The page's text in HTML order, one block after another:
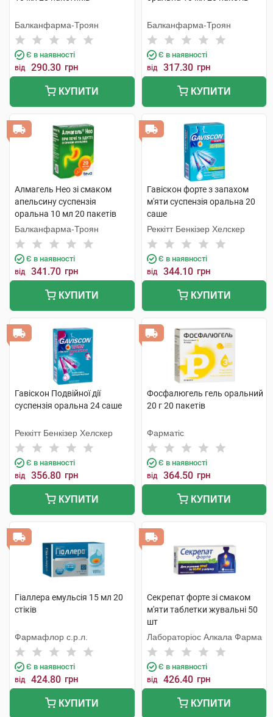
Балканфарма-Троян
Є в наявності
від 290.30 грн
КУПИТИ
Балканфарма-Троян
Є в наявності
від 317.30 грн
КУПИТИ
Алмагель Нео зі смаком
апельсину суспензія
оральна 10 мл 20 пакетів
Балканфарма-Троян
Є в наявності
від 341.70 грн
КУПИТИ
Гавіскон форте з запахом
м'яти суспензія оральна 20
саше
Реккітт Бенкізер Хелскер
Є в наявності
від 344.10 грн
КУПИТИ
Гавіскон Подвійної дії
суспензія оральна 24 саше
Реккітт Бенкізер Хелскер
Є в наявності
від 356.80 грн
КУПИТИ
Фосфалюгель гель оральний
20 г 20 пакетів
Фарматіс
Є в наявності
від 364.50 грн
КУПИТИ
Гіаллера емульсія 15 мл 20
стіків
Фармафлор с.р.л.
Є в наявності
від 424.80 грн
КУПИТИ
Секрепат форте зі смаком
м'яти таблетки жувальні 50
шт
Лабораторіос Алкала Фарма
Є в наявності
від 426.40 грн
КУПИТИ